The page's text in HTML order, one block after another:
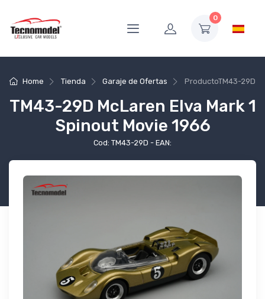
0
Home Tienda Garaje de Ofertas ProductoTM43-29D
TM43-29D McLaren Elva Mark 1
Spinout Movie 1966
Cod: TM43-29D - EAN: